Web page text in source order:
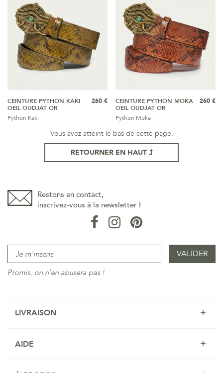
CEINTURE PYTHON KAKI
OEIL OUDJAT OR
Python Kaki
260 €
CEINTURE PYTHON MOKA
OEIL OUDJAT OR
Python Moka
260 €
Vous avez atteint le bas de cette page.
RETOURNER EN HAUT
Restons en contact,
inscrivez-vous à la newsletter !
Promis, on n'en abusera pas !
LIVRAISON
AIDE